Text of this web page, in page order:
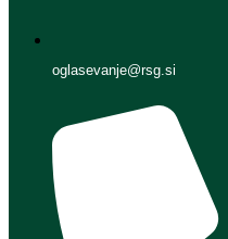
oglasevanje@rsg.si